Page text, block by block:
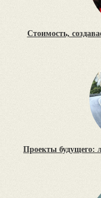
Стоимость,
Проекты будущего: